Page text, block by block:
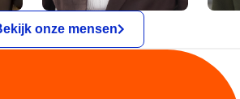
onze mensen